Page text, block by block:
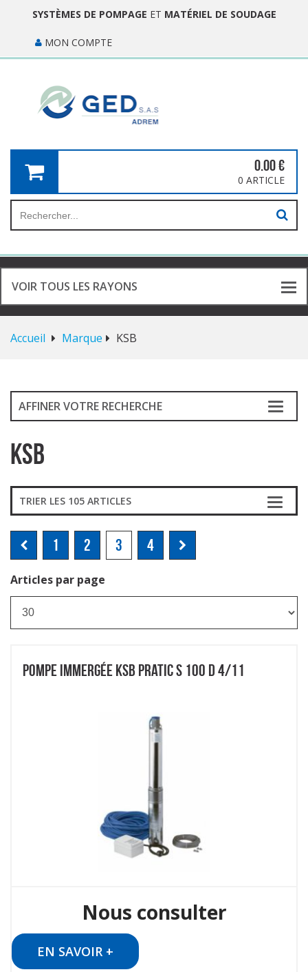
SYSTÈMES DE POMPAGE ET MATÉRIEL DE SOUDAGE
MON COMPTE
0.00€
0 ARTICLE
VOIR TOUS LES RAYONS
Accueil Marque KSB
AFFINER VOTRE RECHERCHE
KSB
TRIER LES 105 ARTICLES
1 2 3 4
Articles par page
POMPE IMMERGÉE KSB PRATIC S 100 D 4/11
Nous consulter
EN SAVOIR +